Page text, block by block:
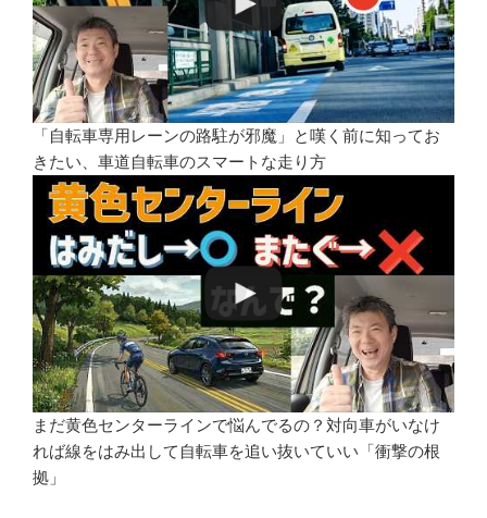
「自転車専用レーンの路駐が邪魔」と嘆く前に知ってお
きたい、車道自転車のスマートな走り方
まだ黄色センターラインで悩んでるの？対向車がいなけ
れば線をはみ出して自転車を追い抜いていい「衝撃の根
拠」